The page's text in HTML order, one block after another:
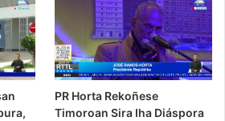
PR Horta Rekoñese
Timoroan Sira Iha Diáspora